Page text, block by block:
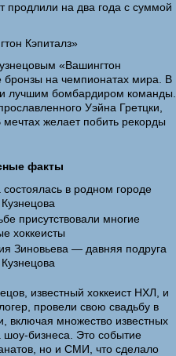
продлили на два года с суммой
Кэпиталз»
«Вашингтон
бронзы на чемпионатах мира. В
лучшим бомбардиром команды.
Уэйна Гретцки,
желает побить рекорды
факты
в родном городе
присутствовали многие
хоккеисты
Зиновьева — давняя подруга
известный хоккеист НХЛ, и
провели свою свадьбу в
включая множество известных
шоу-бизнеса. Это событие
но и СМИ, что сделало